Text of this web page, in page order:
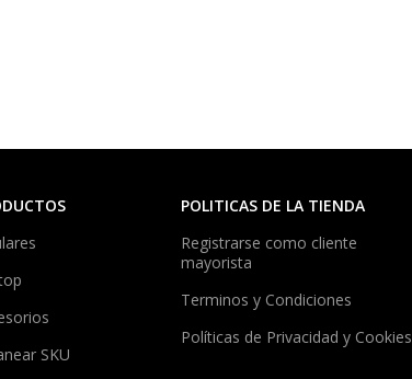
SKU
POLITICAS DE LA TIENDA
Registrarse como cliente
mayorista
Terminos y Condiciones
Políticas de Privacidad y Cookies